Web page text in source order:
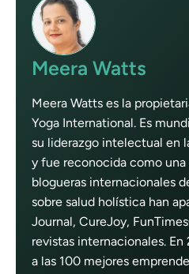
Meera Watts
Meera Watts es la
Yoga International. Es
su liderazgo intelectual en
y fue reconocida como una
blogueras internacionales
sobre salud holística han
Journal, CureJoy,
revistas internacionales.
a las 100 mejores